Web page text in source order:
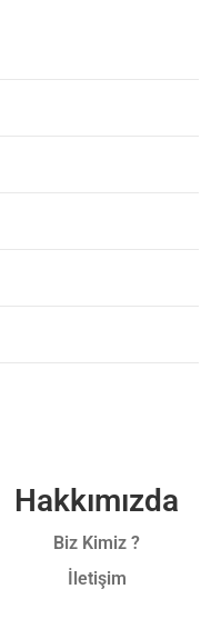
Hakkımızda
Biz Kimiz ?
İletişim